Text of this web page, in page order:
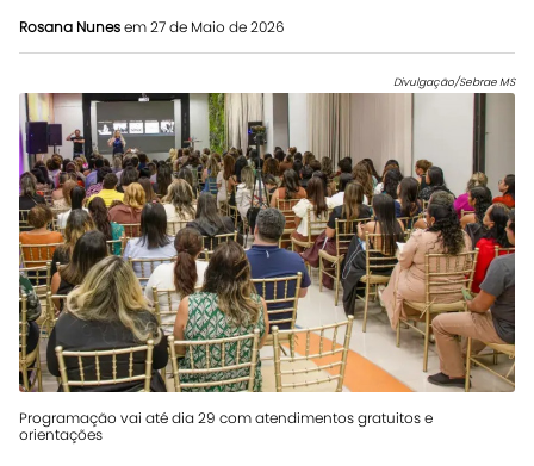
Rosana Nunesem 27 de Maio de 2026
Divulgação/Sebrae MS
Programação vai até dia 29 com atendimentos gratuitos e
orientações